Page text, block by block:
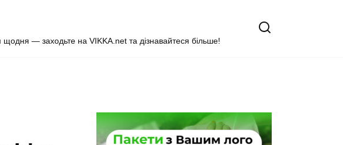
щодня — заходьте на VIKKA.net та дізнавайтеся більше!